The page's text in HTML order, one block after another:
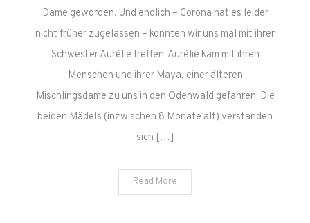
Dame geworden. Und endlich – Corona hat es leider
nicht früher zugelassen – konnten wir uns mal mit ihrer
Schwester Aurélie treffen. Aurélie kam mit ihren
Menschen und ihrer Maya, einer älteren
Mischlingsdame zu uns in den Odenwald gefahren. Die
beiden Mädels (inzwischen 8 Monate alt) verstanden
sich […]
Read More